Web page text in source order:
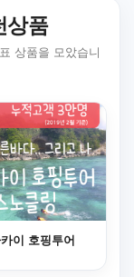
상품
상품을 모았습니
이 호핑투어